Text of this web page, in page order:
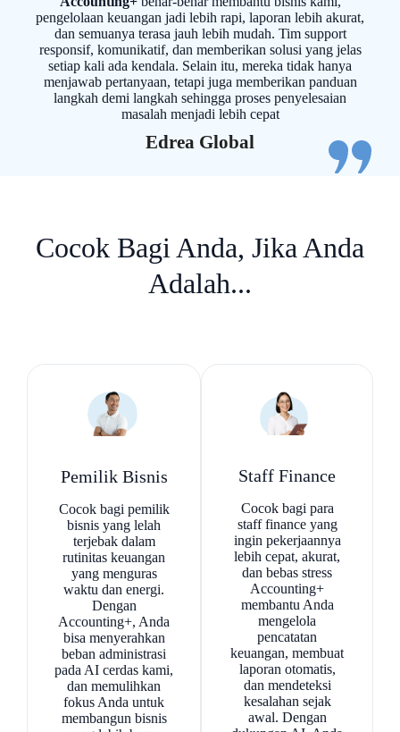
pengelolaan keuangan jadi lebih rapi, laporan lebih akurat,
dan semuanya terasa jauh lebih mudah. Tim support
responsif, komunikatif, dan memberikan solusi yang jelas
setiap kali ada kendala. Selain itu, mereka tidak hanya
menjawab pertanyaan, tetapi juga memberikan panduan
langkah demi langkah sehingga proses penyelesaian
masalah menjadi lebih cepat
Edrea Global​
Cocok Bagi Anda, Jika Anda
Adalah...
Pemilik Bisnis
Cocok bagi pemilik
bisnis yang lelah
terjebak dalam
rutinitas keuangan
yang menguras
waktu dan energi.
Dengan
Accounting+, Anda
bisa menyerahkan
beban administrasi
pada AI cerdas kami,
dan memulihkan
fokus Anda untuk
membangun bisnis
Staff Finance
Cocok bagi para
staff finance yang
ingin pekerjaannya
lebih cepat, akurat,
dan bebas stress
Accounting+
membantu Anda
mengelola
pencatatan
keuangan, membuat
laporan otomatis,
dan mendeteksi
kesalahan sejak
awal. Dengan